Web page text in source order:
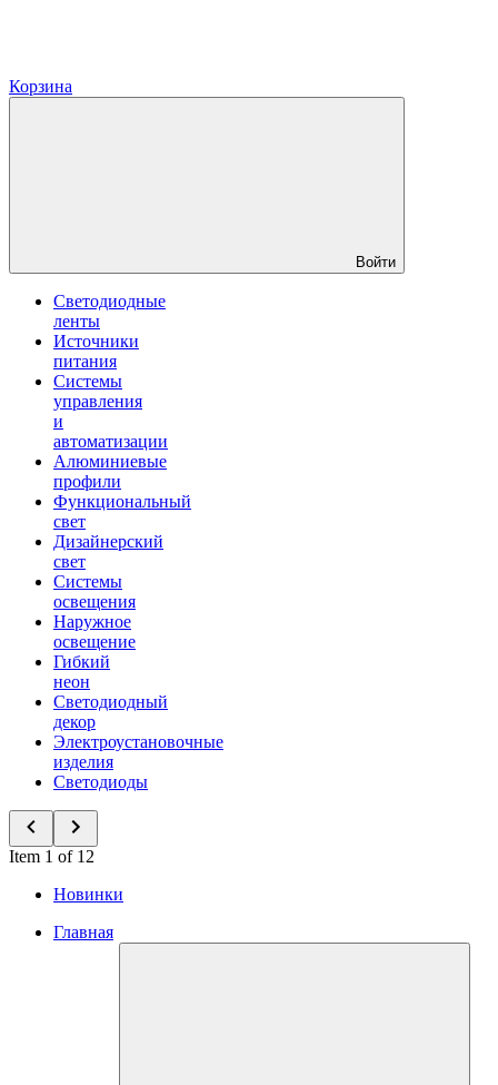
Корзина
Войти
Светодиодные
ленты
Источники
питания
Системы
управления
и
автоматизации
Алюминиевые
профили
Функциональный
свет
Дизайнерский
свет
Системы
освещения
Наружное
освещение
Гибкий
неон
Светодиодный
декор
Электроустановочные
изделия
Светодиоды
Item 1 of 12
Новинки
Главная